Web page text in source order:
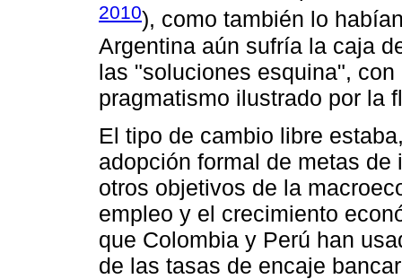
2010), como también lo
Argentina aún sufría la caja
las "soluciones esquina",
pragmatismo ilustrado por la
El tipo de cambio libre
adopción formal de metas
otros objetivos de la
empleo y el crecimiento
que Colombia y Perú han
de las tasas de encaje